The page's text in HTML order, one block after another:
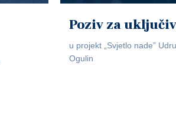
Poziv za
u projekt „Svjetlo nade”
Ogulin